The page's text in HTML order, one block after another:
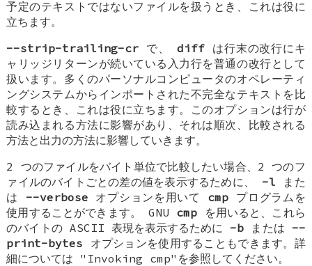
予定のテキストではないファイルを扱うとき、これは役に
立ちます。
--strip-trailing-cr で、diff は行末の改行にキ
ャリッジリターンが続いている入力行を普通の改行として
扱います。多くのパーソナルコンピュータのオペレーティ
ングシステムからインポートされた不完全なテキストを比
較するとき、これは役に立ちます。このオプションは行が
読み込まれる方法に影響があり、それは順次、比較される
方法と出力の方法に影響していきます。
2 つのファイルをバイト単位で比較したい場合、2 つのフ
ァイルのバイトごとの差の値を表示するために、 -l また
は --verbose オプションを用いて cmp プログラムを
使用することができます。 GNU cmp を用いると、これら
のバイトの ASCII 表現を表示するために -b または --
print-bytes オプションを使用することもできます。詳
細については "Invoking cmp"を参照してください。